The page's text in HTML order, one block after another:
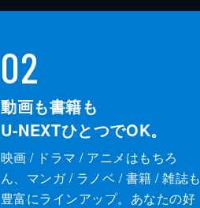
02
動画も書籍も
U-NEXTひとつでOK。
映画 / ドラマ / アニメはもちろ
ん、マンガ / ラノベ / 書籍 / 雑誌も
豊富にラインアップ。あなたの好